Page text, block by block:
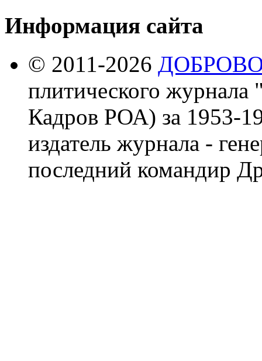
Информация сайта
© 2011-2026
плитического
Кадров РОА) за 1953-
издатель журнала -
последний командир